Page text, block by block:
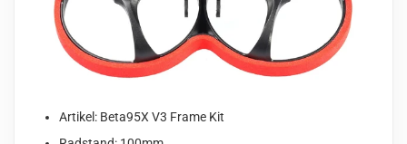
Artikel: Beta95X V3 Frame Kit